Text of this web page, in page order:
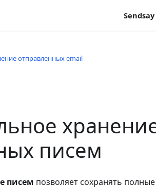
Sendsay
отправленных email
писем
писем позволяет сохранять полные